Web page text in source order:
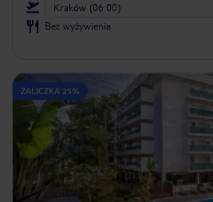
Kraków (06:00)
Bez wyżywienia
ZALICZKA 25%